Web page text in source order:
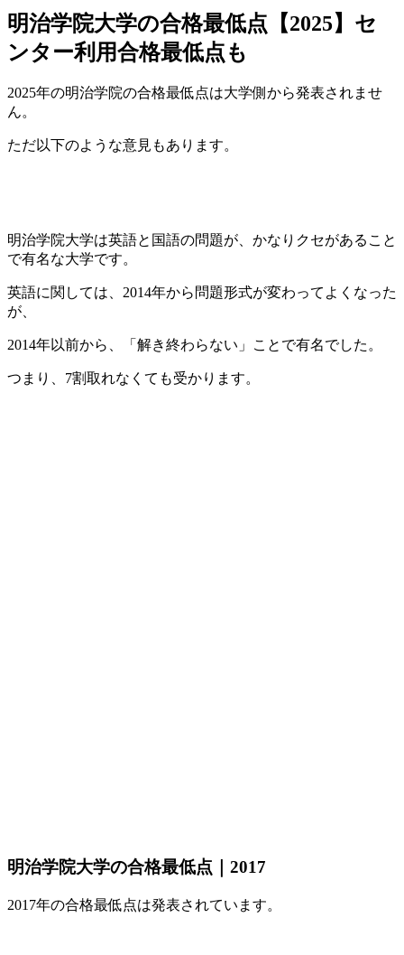
明治学院大学の合格最低点【2025】セ
ンター利用合格最低点も
2025年の明治学院の合格最低点は大学側から発表されませ
ん。
ただ以下のような意見もあります。
明治学院大学は英語と国語の問題が、かなりクセがあること
で有名な大学です。
英語に関しては、2014年から問題形式が変わってよくなった
が、
2014年以前から、「解き終わらない」ことで有名でした。
つまり、7割取れなくても受かります。
明治学院大学の合格最低点｜2017
2017年の合格最低点は発表されています。